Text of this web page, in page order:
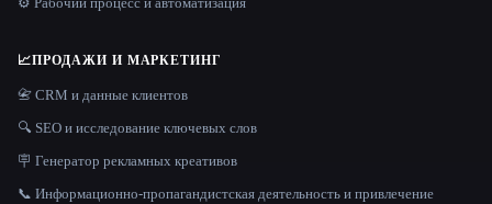
📈ПРОДАЖИ И МАРКЕТИНГ
📇 CRM и данные клиентов
🔍 SEO и исследование ключевых слов
🪧 Генератор рекламных креативов
📞 Информационно-пропагандистская деятельность и привлечение